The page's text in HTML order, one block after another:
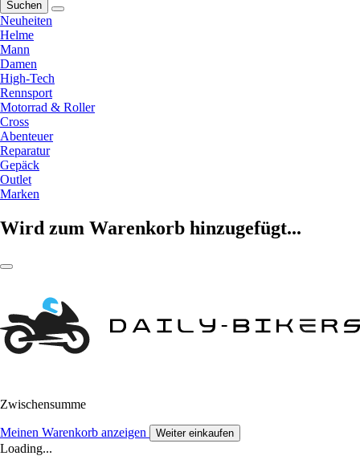
Suchen
Neuheiten
Helme
Mann
Damen
High-Tech
Rennsport
Motorrad & Roller
Cross
Abenteuer
Reparatur
Gepäck
Outlet
Marken
Wird zum Warenkorb hinzugefügt...
Zwischensumme
Meinen Warenkorb anzeigen Weiter einkaufen
Loading...